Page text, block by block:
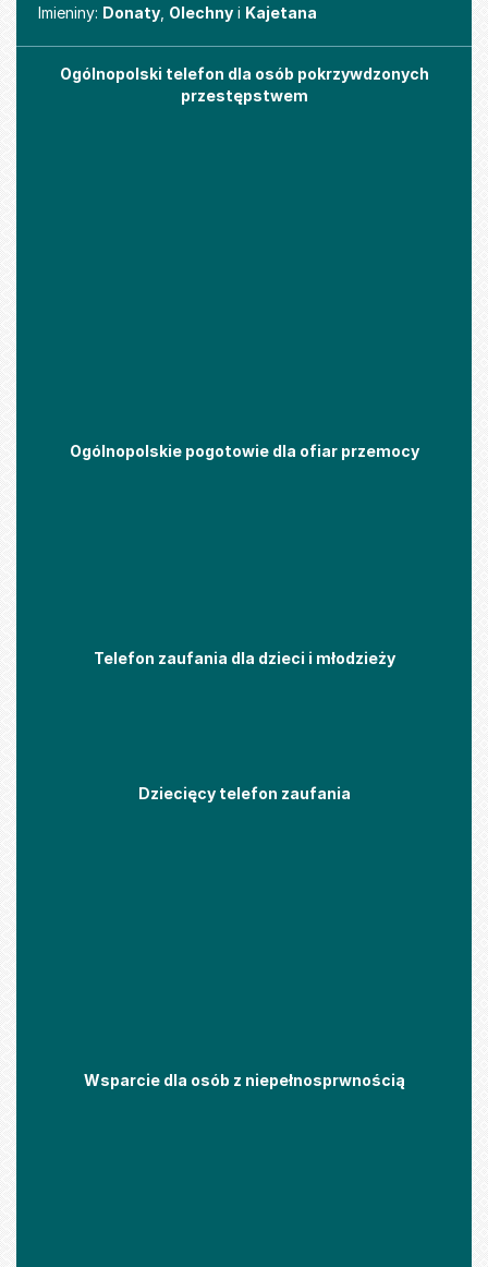
Imieniny
Imieniny: Donaty Olechny i Kajetana
Ogólnopolski telefon dla osób pokrzywdzonych
przestępstwem
Ogólnopolskie pogotowie dla ofiar przemocy
Telefon zaufania dla dzieci i młodzieży
Dziecięcy telefon zaufania
Wsparcie dla osób z niepełnosprwnością